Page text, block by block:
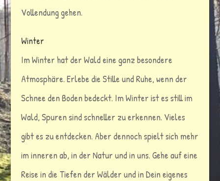
Vollendung gehen.
Winter
Im Winter hat der Wald eine ganz besondere
Atmosphäre. Erlebe die Stille und Ruhe, wenn der
Schnee den Boden bedeckt. Im Winter ist es still im
Wald, Spuren sind schneller zu erkennen. Vieles
gibt es zu entdecken. Aber dennoch spielt sich mehr
im inneren ab, in der Natur und in uns. Gehe auf eine
Reise in die Tiefen der Wälder und in Dein eigenes